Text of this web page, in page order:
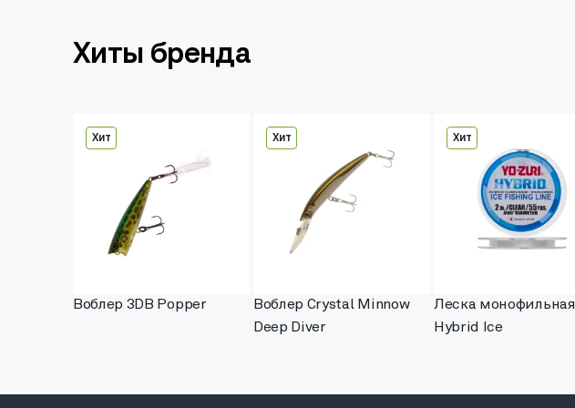
Хиты бренда
Хит
Воблер 3DB Popper
Хит
Воблер Crystal Minnow
Deep Diver
Хит
Леска монофильная
Hybrid Ice